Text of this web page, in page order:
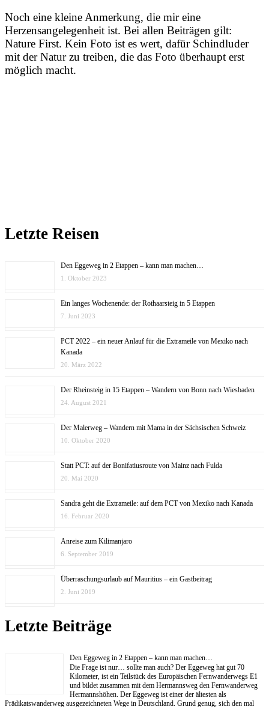
Noch eine kleine Anmerkung, die mir eine
Herzensangelegenheit ist. Bei allen Beiträgen gilt:
Nature First. Kein Foto ist es wert, dafür Schindluder
mit der Natur zu treiben, die das Foto überhaupt erst
möglich macht.
Letzte Reisen
Den Eggeweg in 2 Etappen – kann man machen…
1. Oktober 2023
Ein langes Wochenende: der Rothaarsteig in 5 Etappen
7. Juni 2023
PCT 2022 – ein neuer Anlauf für die Extrameile von Mexiko nach
Kanada
20. März 2022
Der Rheinsteig in 15 Etappen – Wandern von Bonn nach Wiesbaden
24. August 2021
Der Malerweg – Wandern mit Mama in der Sächsischen Schweiz
10. Oktober 2020
Statt PCT: auf der Bonifatiusroute von Mainz nach Fulda
20. Mai 2020
Sandra geht die Extrameile: auf dem PCT von Mexiko nach Kanada
16. Februar 2020
Anreise zum Kilimanjaro
6. September 2019
Überraschungsurlaub auf Mauritius – ein Gastbeitrag
2. Juni 2019
Letzte Beiträge
Den Eggeweg in 2 Etappen – kann man machen…
Die Frage ist nur… sollte man auch? Der Eggeweg hat gut 70
Kilometer, ist ein Teilstück des Europäischen Fernwanderwegs E1
und bildet zusammen mit dem Hermannsweg den Fernwanderweg
Hermannshöhen. Der Eggeweg ist einer der ältesten als
Prädikatswanderweg ausgezeichneten Wege in Deutschland. Grund genug, sich den mal